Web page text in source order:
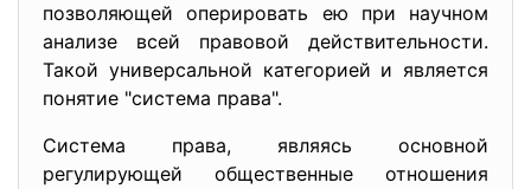
позволяющей оперировать ею при научном
анализе всей правовой действительности.
Такой универсальной категорией и является
понятие "система права".
Система права, являясь основной
регулирующей общественные отношения